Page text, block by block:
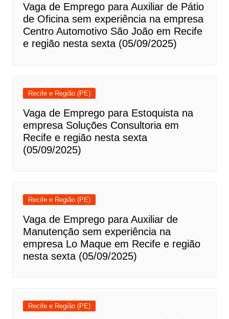
Vaga de Emprego para Auxiliar de Pátio
de Oficina sem experiência na empresa
Centro Automotivo São João em Recife
e região nesta sexta (05/09/2025)
Recife e Região (PE)
Vaga de Emprego para Estoquista na
empresa Soluções Consultoria em
Recife e região nesta sexta
(05/09/2025)
Recife e Região (PE)
Vaga de Emprego para Auxiliar de
Manutenção sem experiência na
empresa Lo Maque em Recife e região
nesta sexta (05/09/2025)
Recife e Região (PE)